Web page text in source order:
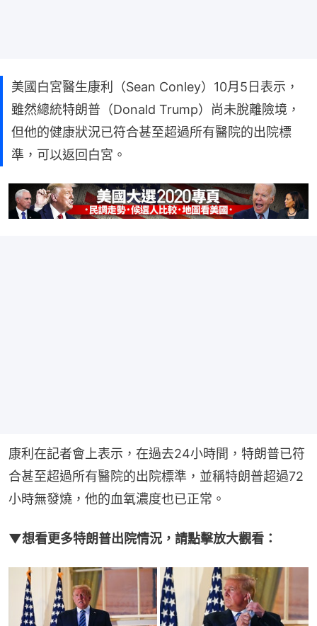
美國白宮醫生康利（Sean Conley）10月5日表示，
雖然總統特朗普（Donald Trump）尚未脫離險境，
但他的健康狀況已符合甚至超過所有醫院的出院標
準，可以返回白宮。
康利在記者會上表示，在過去24小時間，特朗普已符
合甚至超過所有醫院的出院標準，並稱特朗普超過72
小時無發燒，他的血氧濃度也已正常。
▼想看更多特朗普出院情況，請點擊放大觀看：